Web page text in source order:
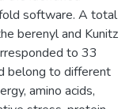
software. A total
berenyl and Kunitz
to 33
belong to different
amino acids,